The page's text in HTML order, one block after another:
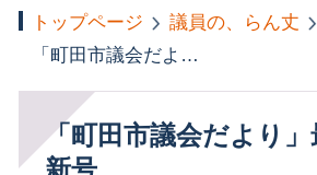
トップページ 議員の、らん丈
「町田市議会だより」最新号
「町田市議会だより」最
新号